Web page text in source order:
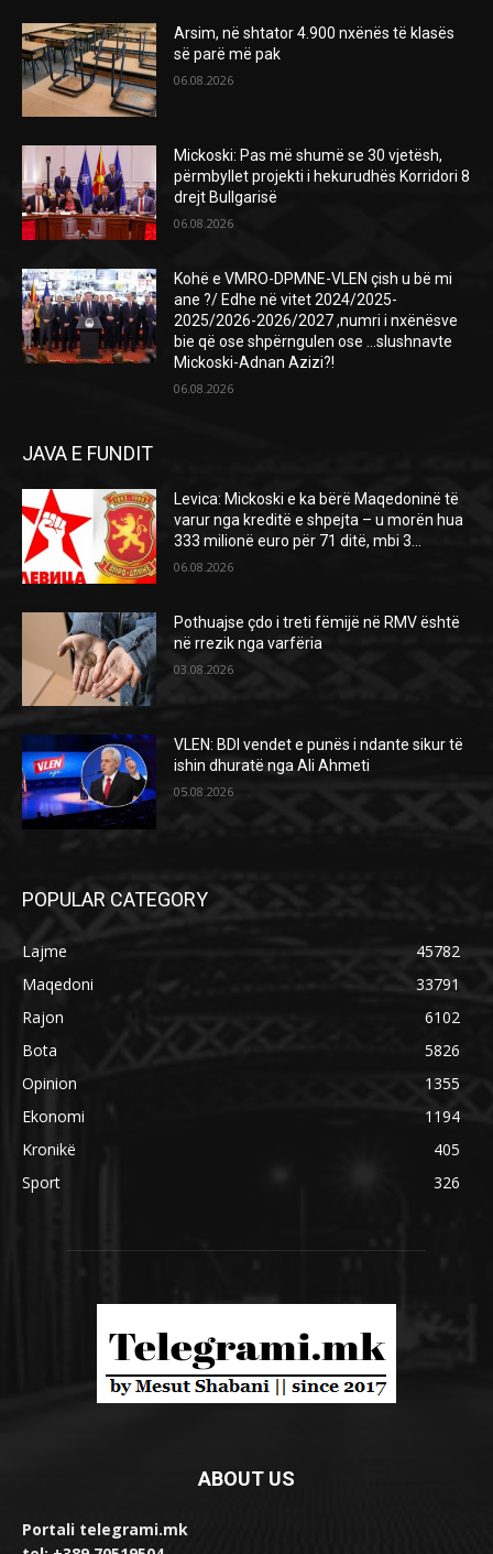
Arsim, në shtator 4.900 nxënës të klasës
së parë më pak
06.08.2026
Mickoski: Pas më shumë se 30 vjetësh,
përmbyllet projekti i hekurudhës Korridori 8
drejt Bullgarisë
06.08.2026
Kohë e VMRO-DPMNE-VLEN çish u bë mi
ane ?/ Edhe në vitet 2024/2025-
2025/2026-2026/2027 ,numri i nxënësve
bie që ose shpërngulen ose …slushnavte
Mickoski-Adnan Azizi?!
06.08.2026
JAVA E FUNDIT
Levica: Mickoski e ka bërë Maqedoninë të
varur nga kreditë e shpejta – u morën hua
333 milionë euro për 71 ditë, mbi 3...
06.08.2026
Pothuajse çdo i treti fëmijë në RMV është
në rrezik nga varfëria
03.08.2026
VLEN: BDI vendet e punës i ndante sikur të
ishin dhuratë nga Ali Ahmeti
05.08.2026
POPULAR CATEGORY
Lajme
45782
Maqedoni
33791
Rajon
6102
Bota
5826
Opinion
1355
Ekonomi
1194
Kronikë
405
Sport
326
ABOUT US
Portali telegrami.mk